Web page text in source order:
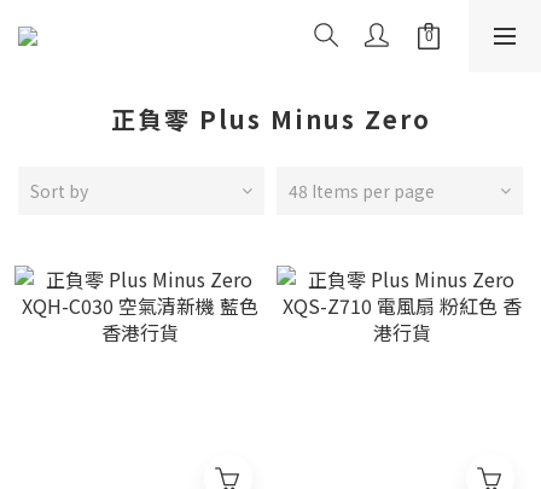
正負零 Plus Minus Zero
Sort by 48 Items per page